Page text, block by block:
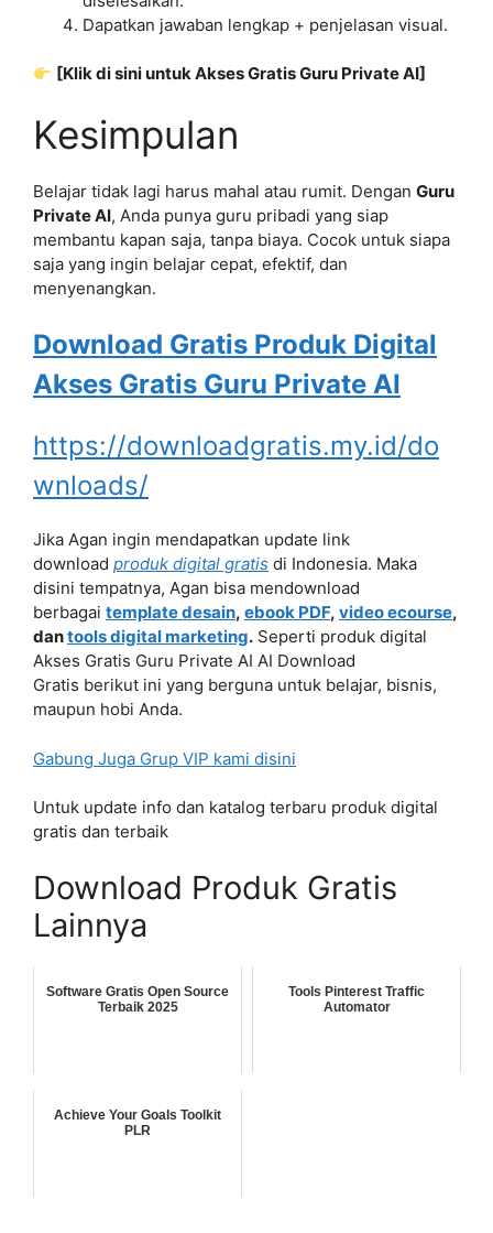
Dapatkan jawaban lengkap + penjelasan visual.
[Klik di sini untuk Akses Gratis Guru Private AI]
Kesimpulan
Belajar tidak lagi harus mahal atau rumit. Dengan Guru
Private AI, Anda punya guru pribadi yang siap
membantu kapan saja, tanpa biaya. Cocok untuk siapa
saja yang ingin belajar cepat, efektif, dan
menyenangkan.
Download Gratis Produk Digital
Akses Gratis Guru Private AI
https://downloadgratis.my.id/do
wnloads/
Jika Agan ingin mendapatkan update link
download produk digital gratis di Indonesia. Maka
disini tempatnya, Agan bisa mendownload
berbagai template desain, ebook PDF, video ecourse,
dantools digital marketing. Seperti produk digital
Akses Gratis Guru Private AI AI Download
Gratis berikut ini yang berguna untuk belajar, bisnis,
maupun hobi Anda.
Gabung Juga Grup VIP kami disini
Untuk update info dan katalog terbaru produk digital
gratis dan terbaik
Download Produk Gratis
Lainnya
Software Gratis Open Source
Terbaik 2025
Tools Pinterest Traffic
Automator
Achieve Your Goals Toolkit
PLR